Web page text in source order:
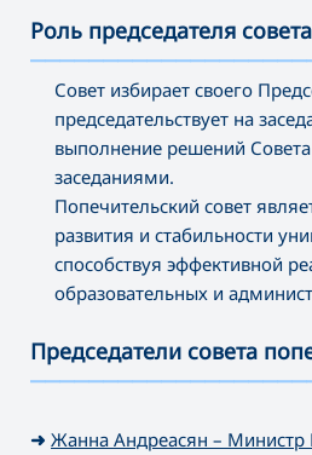
Роль председателя совета
Совет избирает своего
председательствует на
выполнение решений
заседаниями.
Попечительский совет
развития и стабильности
способствуя эффективной
образовательных и
Председатели совета
➜ Жанна Андреасян –